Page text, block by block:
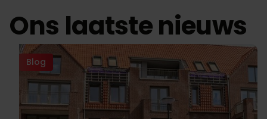
Ons laatste nieuws
Blog